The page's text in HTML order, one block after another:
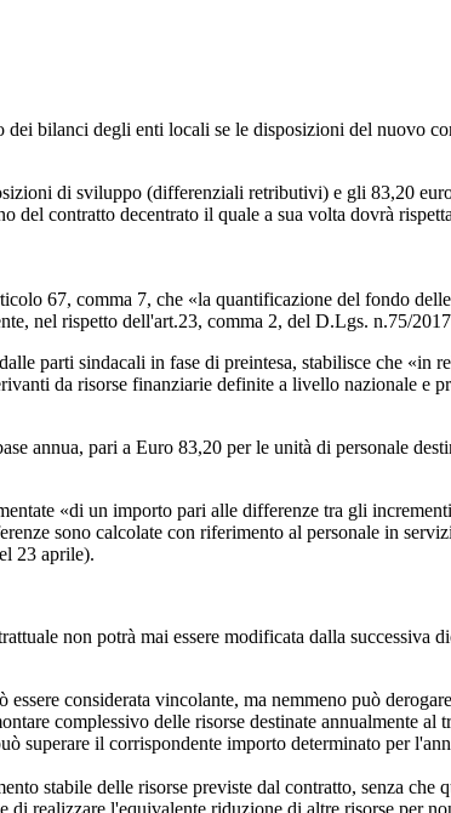
bilanci degli enti locali se le disposizioni del nuovo
di sviluppo (differenziali retributivi) e gli 83,20
del contratto decentrato il quale a sua volta dovrà
67, comma 7, che «la quantificazione del fondo
nel rispetto dell'art.23, comma 2, del D.Lgs. n.75/
parti sindacali in fase di preintesa, stabilisce che «in
da risorse finanziarie definite a livello nazionale e
annua, pari a Euro 83,20 per le unità di personale
«di un importo pari alle differenze tra gli
sono calcolate con riferimento al personale in
23 aprile).
non potrà mai essere modificata dalla successiva
considerata vincolante, ma nemmeno può
complessivo delle risorse destinate annualmente
superare il corrispondente importo determinato per
stabile delle risorse previste dal contratto, senza
realizzare l'equivalente riduzione di altre risorse per